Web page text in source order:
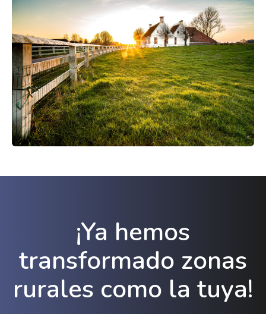
¡Ya hemos
transformado zonas
rurales como la tuya!